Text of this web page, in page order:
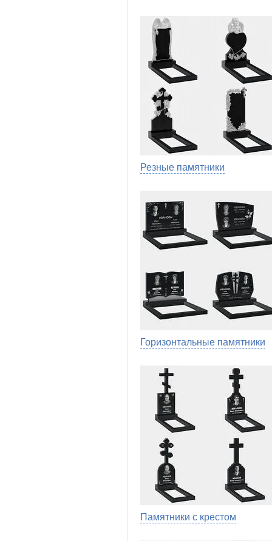
Резные памятники
Горизонтальные памятники
Памятники с крестом